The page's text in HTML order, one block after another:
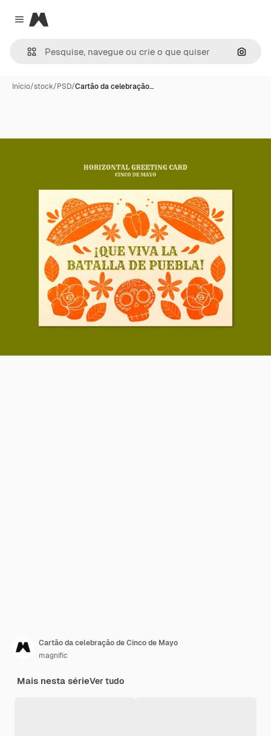
Close menu
Magnific
Início/stock/PSD/Cartão da celebração…
Cartão da celebração de Cinco de Mayo
magnific
Mais nesta sérieVer tudo